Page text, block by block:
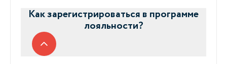
Как зарегистрироваться в программе
лояльности?